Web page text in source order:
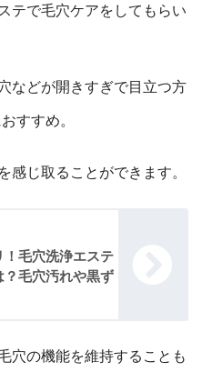
テで毛穴ケアをしてもらい
などが開きすぎで目立つ方
すすめ。
感じ取ることができます。
！毛穴洗浄エステ
？毛穴汚れや黒ず
穴の機能を維持することも